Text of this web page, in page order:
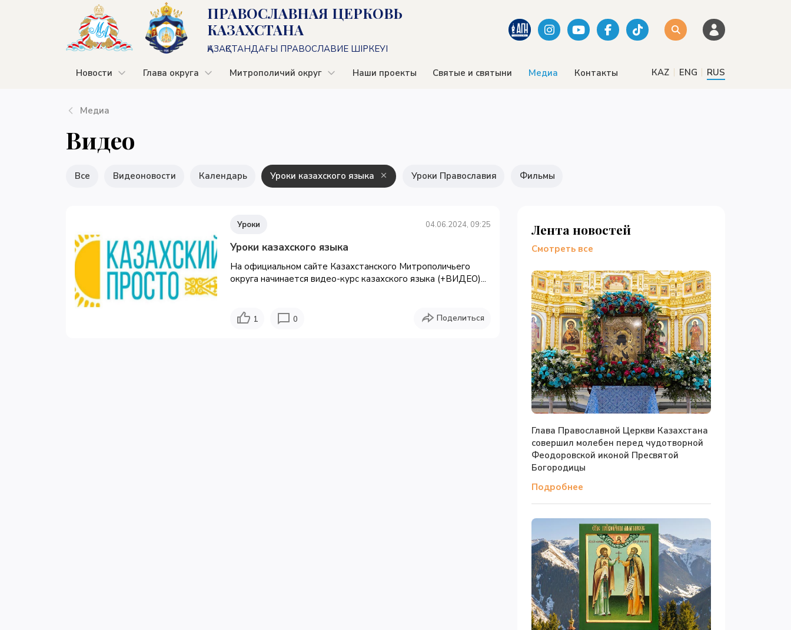
ПРАВОСЛАВНАЯ ЦЕРКОВЬ
КАЗАХСТАНА
ҚАЗАҚСТАНДАҒЫ ПРАВОСЛАВИЕ ШІРКЕУІ
Новости Глава округа Митрополичий округ Наши проекты Святые и святыни Медиа Контакты КАZ | ENG | RUS
Медиа
Видео
Все Видеоновости Календарь Уроки казахского языка Уроки Православия Фильмы
Уроки 04.06.2024, 09:25
Уроки казахского языка
На официальном сайте Казахстанского Митрополичьего
округа начинается видео-курс казахского языка (+ВИДЕО)...
1 0 Поделиться
Лента новостей
Смотреть все
Глава Православной Церкви Казахстана
совершил молебен перед чудотворной
Феодоровской иконой Пресвятой
Богородицы
Подробнее